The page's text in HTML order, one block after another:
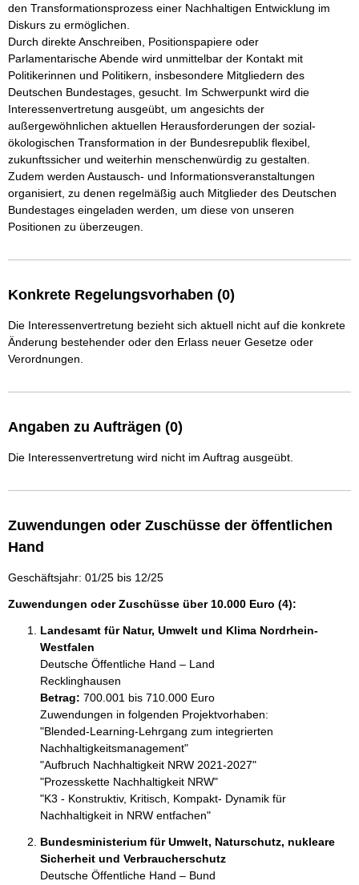
den Transformationsprozess einer Nachhaltigen Entwicklung im
Diskurs zu ermöglichen.
Durch direkte Anschreiben, Positionspapiere oder
Parlamentarische Abende wird unmittelbar der Kontakt mit
Politikerinnen und Politikern, insbesondere Mitgliedern des
Deutschen Bundestages, gesucht. Im Schwerpunkt wird die
Interessenvertretung ausgeübt, um angesichts der
außergewöhnlichen aktuellen Herausforderungen der sozial-
ökologischen Transformation in der Bundesrepublik flexibel,
zukunftssicher und weiterhin menschenwürdig zu gestalten.
Zudem werden Austausch- und Informationsveranstaltungen
organisiert, zu denen regelmäßig auch Mitglieder des Deutschen
Bundestages eingeladen werden, um diese von unseren
Positionen zu überzeugen.
Konkrete Regelungsvorhaben (0)
Die Interessenvertretung bezieht sich aktuell nicht auf die konkrete
Änderung bestehender oder den Erlass neuer Gesetze oder
Verordnungen.
Angaben zu Aufträgen (0)
Die Interessenvertretung wird nicht im Auftrag ausgeübt.
Zuwendungen oder Zuschüsse der öffentlichen
Hand
Geschäftsjahr: 01/25 bis 12/25
Zuwendungen oder Zuschüsse über 10.000 Euro (4):
Landesamt für Natur, Umwelt und Klima Nordrhein-
Westfalen
Deutsche Öffentliche Hand – Land
Recklinghausen
Betrag: 700.001 bis 710.000 Euro
Zuwendungen in folgenden Projektvorhaben:
"Blended-Learning-Lehrgang zum integrierten
Nachhaltigkeitsmanagement"
"Aufbruch Nachhaltigkeit NRW 2021-2027"
"Prozesskette Nachhaltigkeit NRW"
"K3 - Konstruktiv, Kritisch, Kompakt- Dynamik für
Bundesministerium für Umwelt, Naturschutz, nukleare
Sicherheit und Verbraucherschutz
Deutsche Öffentliche Hand – Bund